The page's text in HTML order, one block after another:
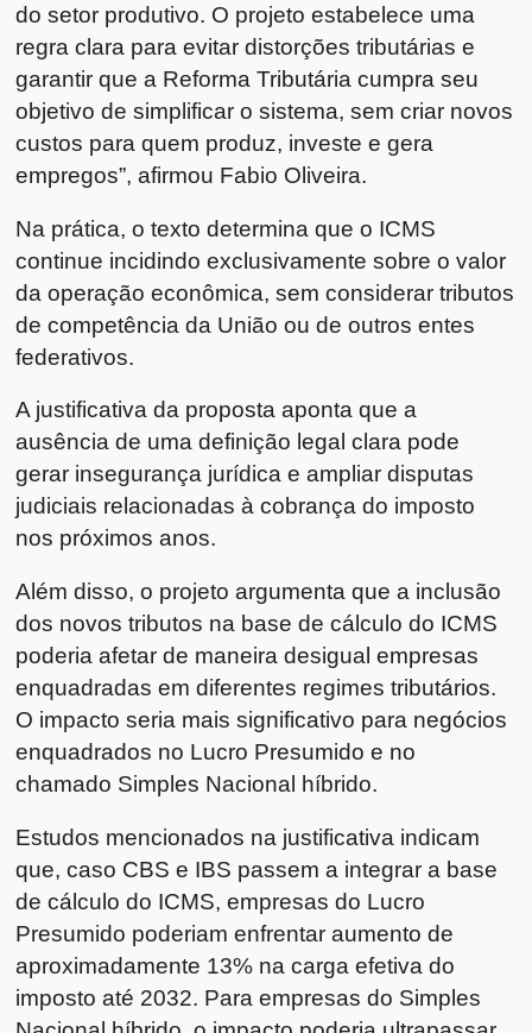
do setor produtivo. O projeto estabelece uma
regra clara para evitar distorções tributárias e
garantir que a Reforma Tributária cumpra seu
objetivo de simplificar o sistema, sem criar novos
custos para quem produz, investe e gera
empregos”, afirmou Fabio Oliveira.
Na prática, o texto determina que o ICMS
continue incidindo exclusivamente sobre o valor
da operação econômica, sem considerar tributos
de competência da União ou de outros entes
federativos.
A justificativa da proposta aponta que a
ausência de uma definição legal clara pode
gerar insegurança jurídica e ampliar disputas
judiciais relacionadas à cobrança do imposto
nos próximos anos.
Além disso, o projeto argumenta que a inclusão
dos novos tributos na base de cálculo do ICMS
poderia afetar de maneira desigual empresas
enquadradas em diferentes regimes tributários.
O impacto seria mais significativo para negócios
enquadrados no Lucro Presumido e no
chamado Simples Nacional híbrido.
Estudos mencionados na justificativa indicam
que, caso CBS e IBS passem a integrar a base
de cálculo do ICMS, empresas do Lucro
Presumido poderiam enfrentar aumento de
aproximadamente 13% na carga efetiva do
imposto até 2032. Para empresas do Simples